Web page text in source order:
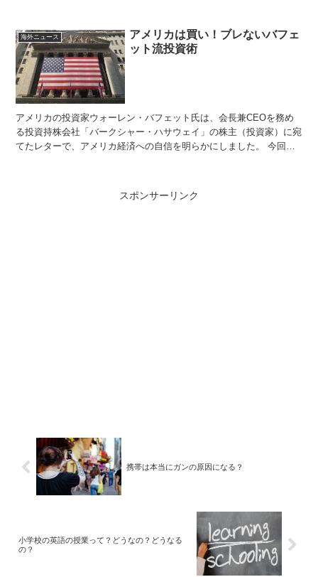
海外ニュース
アメリカは買い！ブレないバフェ
ット流投資術
アメリカの投資家ウォーレン・バフェット氏は、会長兼CEOを務め
る投資持株会社「バークシャー・ハサウェイ」の株主（投資家）に宛
てたレターで、アメリカ経済への自信を明らかにしました。 今回
スポンサーリンク
携帯は本当にガンの原因になる？
小学校の英語の授業って？どうなの？どうなる
の？